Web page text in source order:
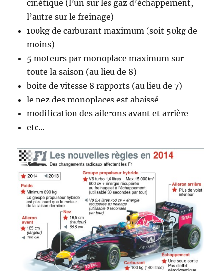
cinétique (l’un sur les gaz d’échappement,
l’autre sur le freinage)
100kg de carburant maximum (soit 50kg de
moins)
5 moteurs par monoplace maximum sur
toute la saison (au lieu de 8)
boite de vitesse 8 rapports (au lieu de 7)
le nez des monoplaces est abaissé
modification des ailerons avant et arrière
etc…